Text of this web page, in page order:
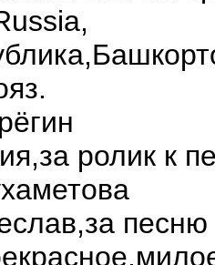
ролик к
песню